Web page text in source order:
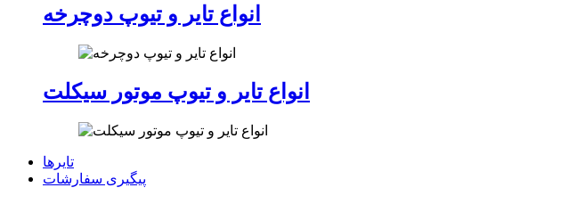
انواع تایر و تیوپ دوچرخه
انواع تایر و تیوپ موتور سیکلت
تایرها
پیگیری سفارشات